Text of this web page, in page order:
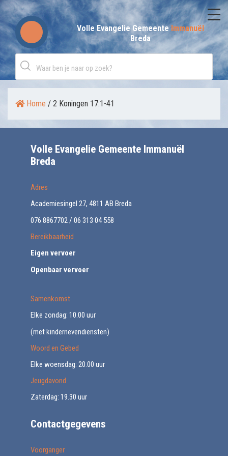
Skip
to
content
Volle Evangelie GemeenteImmanuël
Breda
Home / 2 Koningen 17:1-41
Volle Evangelie Gemeente Immanuël
Breda
Adres
Academiesingel 27, 4811 AB Breda
076 8867702 / 06 313 04 558
Bereikbaarheid
Eigen vervoer
Openbaar vervoer
Samenkomst
Elke zondag: 10.00 uur
(met kindernevendiensten)
Woord en Gebed
Elke woensdag: 20.00 uur
Jeugdavond
Zaterdag: 19.30 uur
Contactgegevens
Voorganger